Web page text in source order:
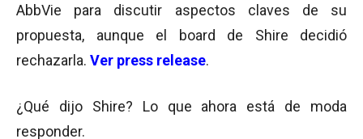
AbbVie para discutir aspectos claves de su
propuesta, aunque el board de Shire decidió
rechazarla. Ver press release.
¿Qué dijo Shire? Lo que ahora está de moda
responder.